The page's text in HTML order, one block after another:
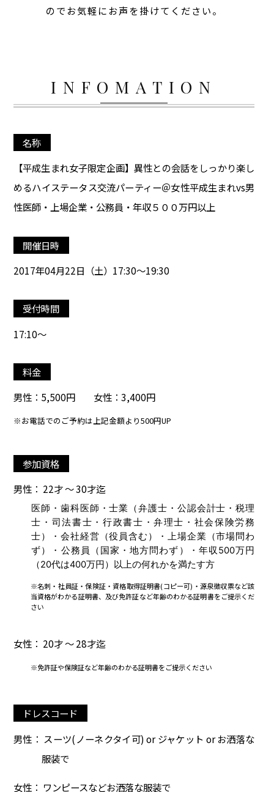
のでお気軽にお声を掛けてください。
INFOMATION
名称
【平成生まれ女子限定企画】異性との会話をしっかり楽し
めるハイステータス交流パーティー＠女性平成生まれvs男
性医師・上場企業・公務員・年収５００万円以上
開催日時
2017年04月22日（土）17:30～19:30
受付時間
17:10～
料金
男性：5,500円 女性：3,400円
※お電話でのご予約は上記金額より500円UP
参加資格
男性： 22才 ～ 30才迄
医師・歯科医師・士業（弁護士・公認会計士・税理
士・司法書士・行政書士・弁理士・社会保険労務
士）・会社経営（役員含む）・上場企業（市場問わ
ず）・公務員（国家・地方問わず）・年収500万円
（20代は400万円）以上の何れかを満たす方
※名刺・社員証・保険証・資格取得証明書(コピー可)・源泉徴収票など該
当資格がわかる証明書、及び免許証など年齢のわかる証明書をご提示くだ
さい
女性： 20才 ～ 28才迄
※免許証や保険証など年齢のわかる証明書をご提示ください
ドレスコード
男性： スーツ(ノーネクタイ可) or ジャケット or お洒落な
服装で
女性： ワンピースなどお洒落な服装で